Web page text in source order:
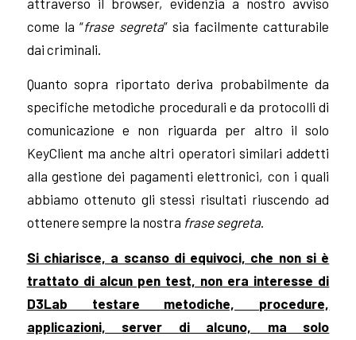
come la “frase segreta” sia facilmente catturabile
dai criminali.
Quanto sopra riportato deriva probabilmente da
specifiche metodiche procedurali e da protocolli di
comunicazione e non riguarda per altro il solo
KeyClient ma anche altri operatori similari addetti
alla gestione dei pagamenti elettronici, con i quali
abbiamo ottenuto gli stessi risultati riuscendo ad
ottenere sempre la nostra frase segreta.
Si chiarisce, a scanso di equivoci, che non si è
trattato di alcun pen test, non era interesse di
D3Lab testare metodiche, procedure,
applicazioni, server di alcuno, ma solo